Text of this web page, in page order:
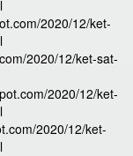
2020/12/ket-
2020/12/ket-sat-
2020/12/ket-
2020/12/ket-